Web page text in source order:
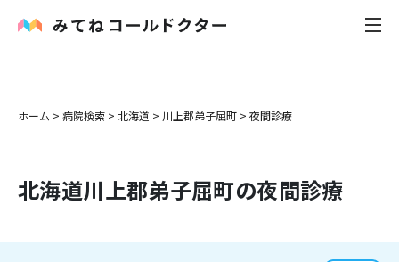
内科
花粉症
ホーム > 病院検索 > 北海道 > 川上郡弟子屈町 > 夜間診療
北海道川上郡弟子屈町の夜間診療